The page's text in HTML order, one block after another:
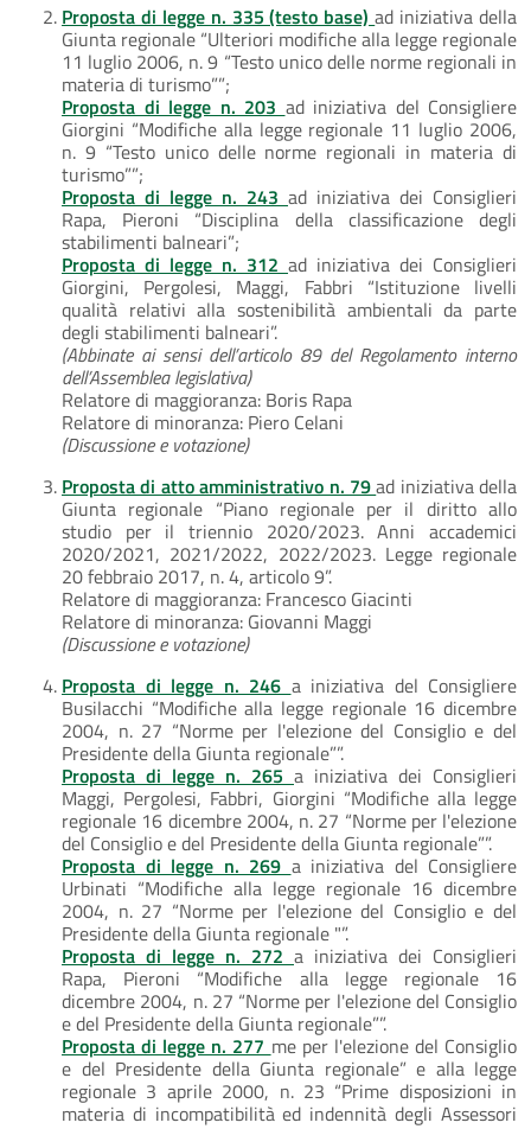
Proposta di legge n. 335 (testo base)ad iniziativa della
Giunta regionale “Ulteriori modifiche alla legge regionale
11 luglio 2006, n. 9 “Testo unico delle norme regionali in
materia di turismo””;
Proposta di legge n. 203 ad iniziativa del Consigliere
Giorgini “Modifiche alla legge regionale 11 luglio 2006,
n. 9 “Testo unico delle norme regionali in materia di
turismo””;
Proposta di legge n. 243 ad iniziativa dei Consiglieri
Rapa, Pieroni “Disciplina della classificazione degli
stabilimenti balneari”;
Proposta di legge n. 312 ad iniziativa dei Consiglieri
Giorgini, Pergolesi, Maggi, Fabbri “Istituzione livelli
qualità relativi alla sostenibilità ambientali da parte
degli stabilimenti balneari”.
(Abbinate ai sensi dell’articolo 89 del Regolamento interno
dell’Assemblea legislativa)
Relatore di maggioranza: Boris Rapa
Relatore di minoranza: Piero Celani
(Discussione e votazione)
Proposta di atto amministrativo n. 79ad iniziativa della
Giunta regionale “Piano regionale per il diritto allo
studio per il triennio 2020/2023. Anni accademici
2020/2021, 2021/2022, 2022/2023. Legge regionale
20 febbraio 2017, n. 4, articolo 9”.
Relatore di maggioranza: Francesco Giacinti
Relatore di minoranza: Giovanni Maggi
(Discussione e votazione)
Proposta di legge n. 246 a iniziativa del Consigliere
Busilacchi “Modifiche alla legge regionale 16 dicembre
2004, n. 27 “Norme per l'elezione del Consiglio e del
Presidente della Giunta regionale””.
Proposta di legge n. 265 a iniziativa dei Consiglieri
Maggi, Pergolesi, Fabbri, Giorgini “Modifiche alla legge
regionale 16 dicembre 2004, n. 27 “Norme per l'elezione
del Consiglio e del Presidente della Giunta regionale””.
Proposta di legge n. 269 a iniziativa del Consigliere
Urbinati “Modifiche alla legge regionale 16 dicembre
2004, n. 27 “Norme per l'elezione del Consiglio e del
Presidente della Giunta regionale "”.
Proposta di legge n. 272 a iniziativa dei Consiglieri
Rapa, Pieroni “Modifiche alla legge regionale 16
dicembre 2004, n. 27 “Norme per l'elezione del Consiglio
e del Presidente della Giunta regionale””.
Proposta di legge n. 277 me per l'elezione del Consiglio
e del Presidente della Giunta regionale” e alla legge
regionale 3 aprile 2000, n. 23 “Prime disposizioni in
materia di incompatibilità ed indennità degli Assessori